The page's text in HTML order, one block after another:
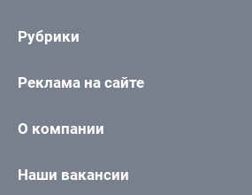
Рубрики
Реклама на сайте
О компании
Наши вакансии